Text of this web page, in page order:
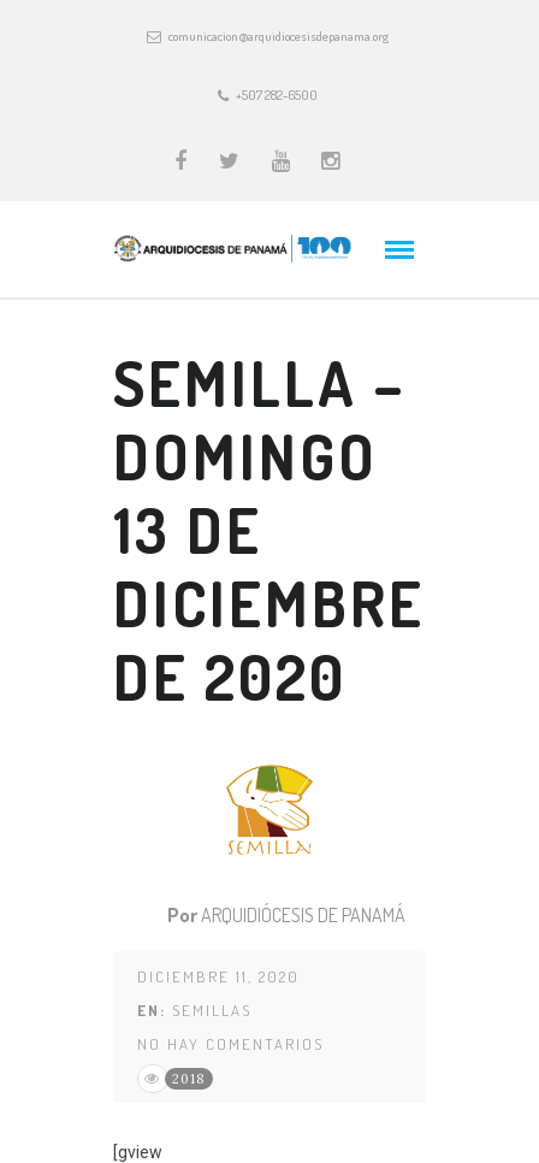
comunicacion@arquidiocesisdepanama.org
+507 282-6500
SEMILLA –
DOMINGO
13 DE
DICIEMBRE
DE 2020
PorARQUIDIÓCESIS DE PANAMÁ
DICIEMBRE 11, 2020
EN: SEMILLAS
NO HAY COMENTARIOS
2018
[gview